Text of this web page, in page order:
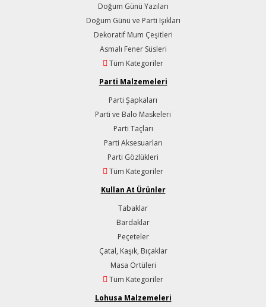
Doğum Günü Yazıları
Doğum Günü ve Parti Işıkları
Dekoratif Mum Çeşitleri
Asmalı Fener Süsleri
Tüm Kategoriler
Parti Malzemeleri
Parti Şapkaları
Parti ve Balo Maskeleri
Parti Taçları
Parti Aksesuarları
Parti Gözlükleri
Tüm Kategoriler
Kullan At Ürünler
Tabaklar
Bardaklar
Peçeteler
Çatal, Kaşık, Bıçaklar
Masa Örtüleri
Tüm Kategoriler
Lohusa Malzemeleri